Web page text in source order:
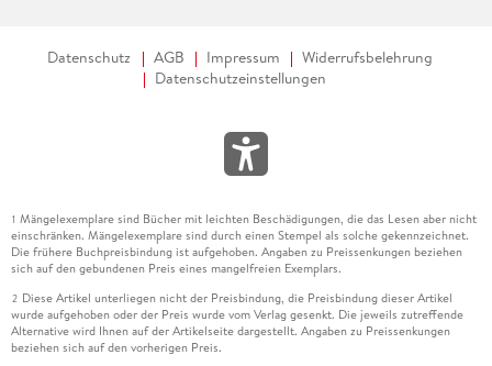
Datenschutz AGB Impressum
Widerrufsbelehrung
Datenschutzeinstellungen
1 Mängelexemplare sind Bücher mit leichten Beschädigungen, die das Lesen aber nicht
einschränken. Mängelexemplare sind durch einen Stempel als solche gekennzeichnet.
Die frühere Buchpreisbindung ist aufgehoben. Angaben zu Preissenkungen beziehen
sich auf den gebundenen Preis eines mangelfreien Exemplars.
2 Diese Artikel unterliegen nicht der Preisbindung, die Preisbindung dieser Artikel
wurde aufgehoben oder der Preis wurde vom Verlag gesenkt. Die jeweils zutreffende
Alternative wird Ihnen auf der Artikelseite dargestellt. Angaben zu Preissenkungen
beziehen sich auf den vorherigen Preis.